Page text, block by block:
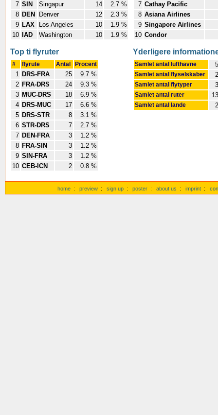
7 SIN Singapur 14
2.7 %
8 DEN Denver 12
2.3 %
9 LAX Los Angeles 10
1.9 %
10
IAD Washington 10 1.9 %
7 Cathay Pacific
8 Asiana Airlines
9 Singapore Airlines
10 Condor
Top ti flyruter
# flyrute Antal Procent
1 DRS-FRA 25
9.7 %
2 FRA-DRS 24
9.3 %
3 MUC-DRS 18
6.9 %
4 DRS-MUC 17
6.6 %
5 DRS-STR 8
3.1 %
6 STR-DRS 7
2.7 %
7 DEN-FRA 3
1.2 %
8 FRA-SIN 3
1.2 %
9 SIN-FRA 3
1.2 %
10 CEB-ICN 2 0.8 %
Yderligere
Samlet antal lufthavne
Samlet antal flyselskaber
Samlet antal flytyper
Samlet antal ruter
Samlet antal lande
home : preview : sign up : poster : about us : imprint :